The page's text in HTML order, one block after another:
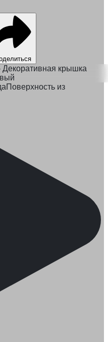
Поверхность из